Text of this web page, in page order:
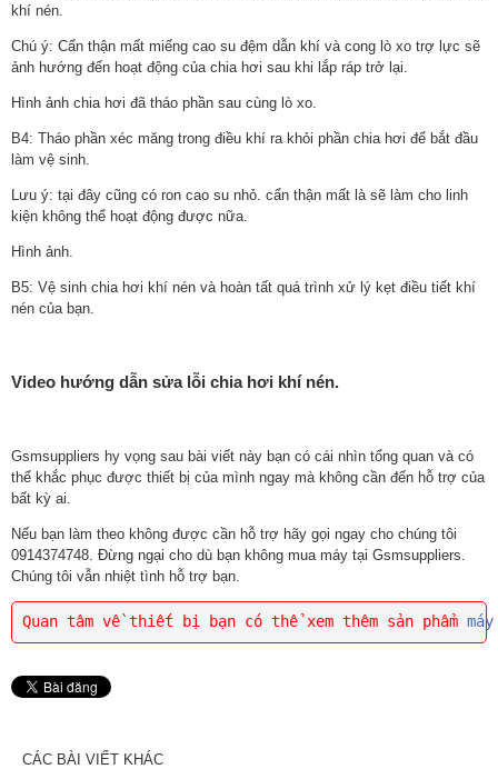
khí nén.
Chú ý: Cẩn thận mất miếng cao su đệm dẫn khí và cong lò xo trợ lực sẽ
ảnh hướng đến hoạt động của chia hơi sau khi lắp ráp trở lại.
Hình ảnh chia hơi đã tháo phần sau cùng lò xo.
B4: Tháo phần xéc măng trong điều khí ra khỏi phần chia hơi để bắt đầu
làm vệ sinh.
Lưu ý: tại đây cũng có ron cao su nhỏ. cẩn thận mất là sẽ làm cho linh
kiện không thể hoạt động được nữa.
Hình ảnh.
B5: Vệ sinh chia hơi khí nén và hoàn tất quá trình xử lý kẹt điều tiết khí
nén của bạn.
Video hướng dẫn sửa lỗi chia hơi khí nén.
Gsmsuppliers hy vọng sau bài viết này bạn có cái nhìn tổng quan và có
thể khắc phục được thiết bị của mình ngay mà không cần đến hỗ trợ của
bất kỳ ai.
Nếu bạn làm theo không được cần hỗ trợ hãy gọi ngay cho chúng tôi
0914374748. Đừng ngại cho dù bạn không mua máy tại Gsmsuppliers.
Chúng tôi vẫn nhiệt tình hỗ trợ bạn.
Quan tâm về thiết bị bạn có thể xem thêm sản phẩm
CÁC BÀI VIẾT KHÁC